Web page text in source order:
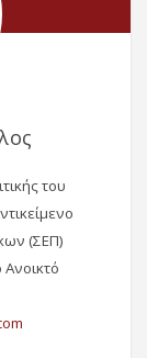
του
(ΣΕΠ)